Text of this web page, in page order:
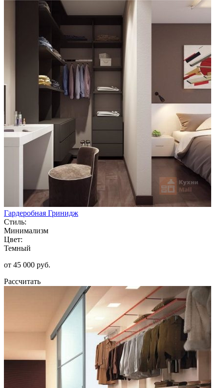
Гардеробная Гринидж
Стиль:
Минимализм
Цвет:
Темный
от 45 000 руб.
Рассчитать